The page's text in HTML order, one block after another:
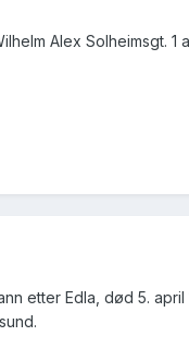
Alex
etter Edla, død 5.